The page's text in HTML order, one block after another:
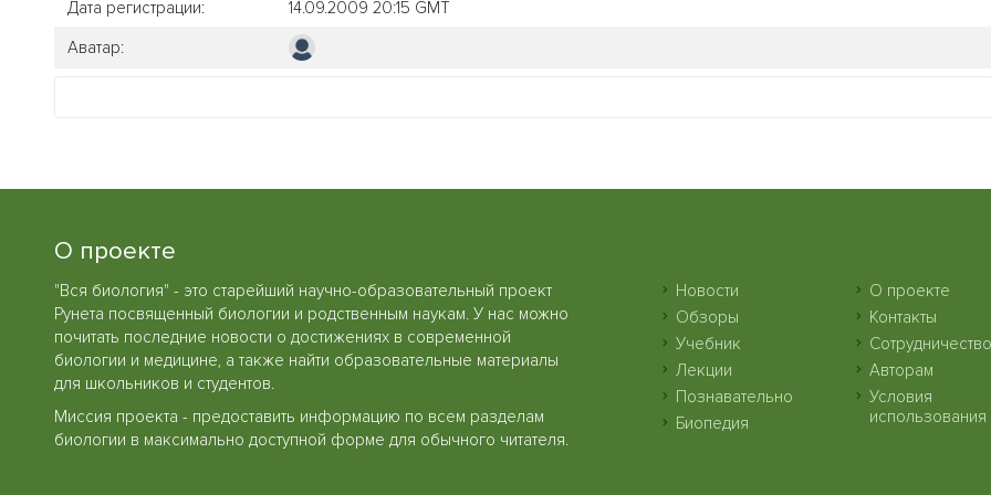
Дата регистрации:
14.09.2009 20:15 GMT
Аватар:
О проекте
"Вся биология" - это старейший научно-образовательный проект
Рунета посвященный биологии и родственным наукам. У нас можно
почитать последние новости о достижениях в современной
биологии и медицине, а также найти образовательные материалы
для школьников и студентов.
Миссия проекта - предоставить информацию по всем разделам
биологии в максимально доступной форме для обычного читателя.
Новости
Обзоры
Учебник
Лекции
Познавательно
Биопедия
О проекте
Контакты
Сотрудничество
Авторам
Условия
использования